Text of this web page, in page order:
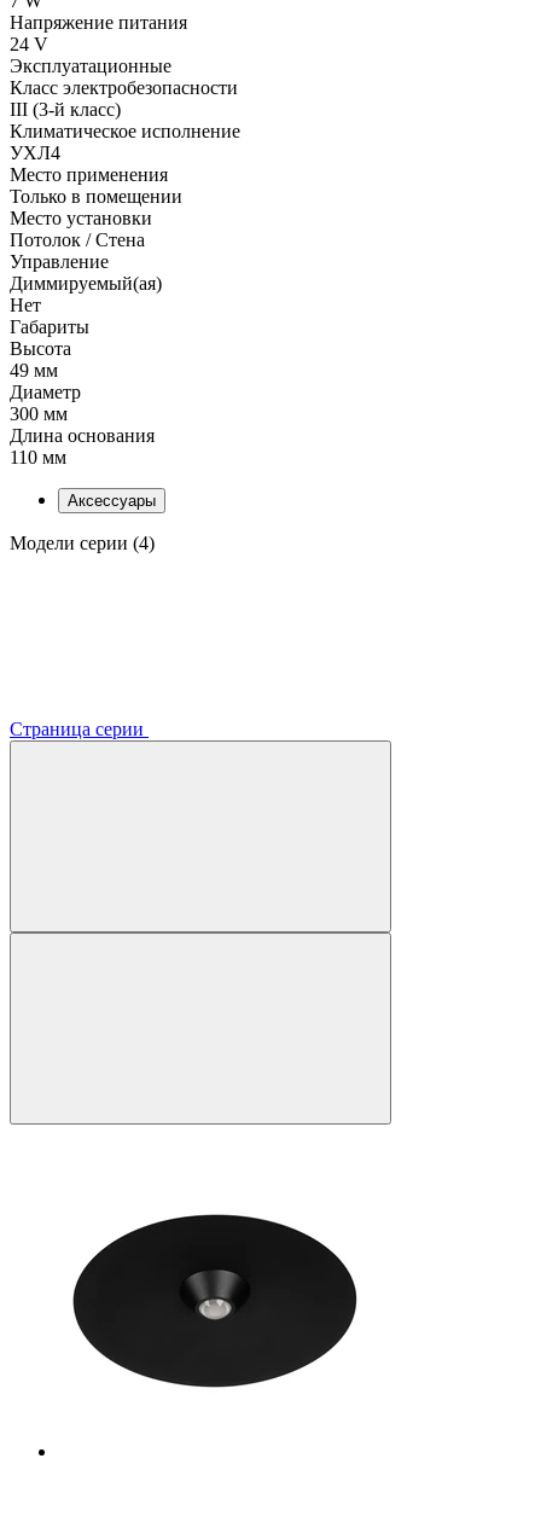
Напряжение питания
24 V
Эксплуатационные
Класс электробезопасности
III (3-й класс)
Климатическое исполнение
УХЛ4
Место применения
Только в помещении
Место установки
Потолок / Cтена
Управление
Диммируемый(ая)
Нет
Габариты
Высота
49 мм
Диаметр
300 мм
Длина основания
110 мм
Аксессуары
Модели серии (4)
Страница серии